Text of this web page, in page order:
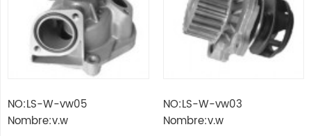
NO:LS-W-vw05
Nombre:v.w
NO:LS-W-vw03
Nombre:v.w